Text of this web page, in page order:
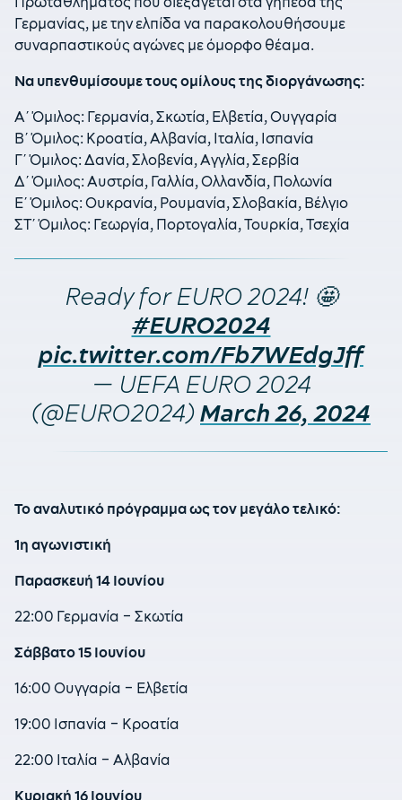
Γερμανίας, με την ελπίδα να παρακολουθήσουμε
συναρπαστικούς αγώνες με όμορφο θέαμα.
Να υπενθυμίσουμε τους ομίλους της διοργάνωσης:
Α΄ Όμιλος: Γερμανία, Σκωτία, Ελβετία, Ουγγαρία
Β΄ Όμιλος: Κροατία, Αλβανία, Ιταλία, Ισπανία
Γ΄ Όμιλος: Δανία, Σλοβενία, Αγγλία, Σερβία
Δ΄ Όμιλος: Αυστρία, Γαλλία, Ολλανδία, Πολωνία
Ε΄ Όμιλος: Ουκρανία, Ρουμανία, Σλοβακία, Βέλγιο
ΣΤ΄ Όμιλος: Γεωργία, Πορτογαλία, Τουρκία, Τσεχία
Ready for EURO 2024! 🤩
#EURO2024
pic.twitter.com/Fb7WEdgJff
— UEFA EURO 2024
(@EURO2024)March 26, 2024
Το αναλυτικό πρόγραμμα ως τον μεγάλο τελικό:
1η αγωνιστική
Παρασκευή 14 Ιουνίου
22:00 Γερμανία – Σκωτία
Σάββατο 15 Ιουνίου
16:00 Ουγγαρία – Ελβετία
19:00 Ισπανία – Κροατία
22:00 Ιταλία – Αλβανία
Κυριακή 16 Ιουνίου